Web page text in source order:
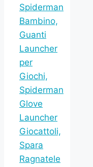
Spiderman
Bambino,
Guanti
Launcher
per
Giochi,
Spiderman
Glove
Launcher
Giocattoli,
Spara
Ragnatele